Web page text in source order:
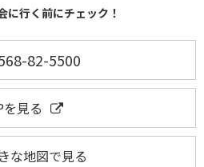
に行く前にチェック！
82-5500
を見る
な地図で見る